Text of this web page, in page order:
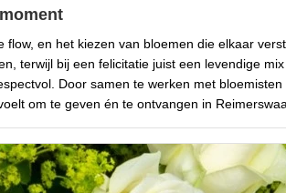
en het kiezen van bloemen die elkaar
terwijl bij een felicitatie juist een levendige
Door samen te werken met bloemisten
om te geven én te ontvangen in